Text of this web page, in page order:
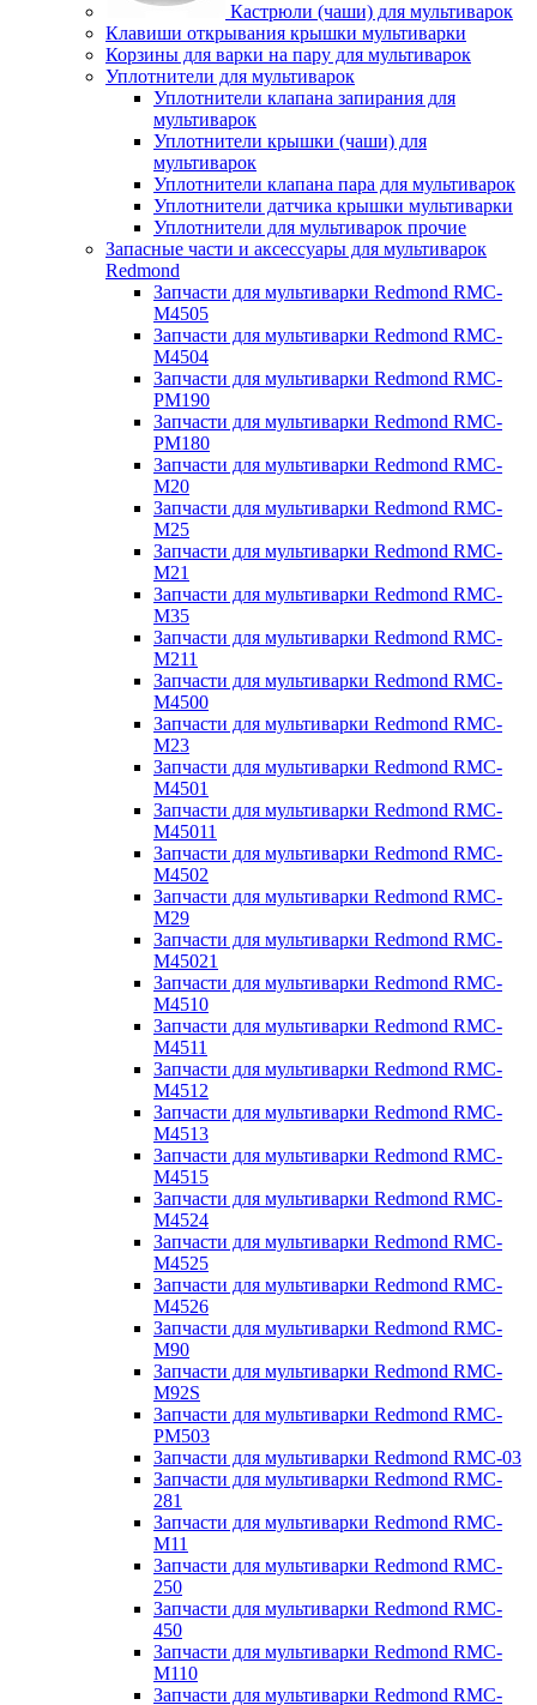
Кастрюли (чаши) для мультиварок
Клавиши открывания крышки мультиварки
Корзины для варки на пару для мультиварок
Уплотнители для мультиварок
Уплотнители клапана запирания для
мультиварок
Уплотнители крышки (чаши) для
мультиварок
Уплотнители клапана пара для мультиварок
Уплотнители датчика крышки мультиварки
Уплотнители для мультиварок прочие
Запасные части и аксессуары для мультиварок
Redmond
Запчасти для мультиварки Redmond RMC-
M4505
Запчасти для мультиварки Redmond RMC-
M4504
Запчасти для мультиварки Redmond RMC-
PM190
Запчасти для мультиварки Redmond RMC-
PM180
Запчасти для мультиварки Redmond RMC-
M20
Запчасти для мультиварки Redmond RMC-
M25
Запчасти для мультиварки Redmond RMC-
M21
Запчасти для мультиварки Redmond RMC-
M35
Запчасти для мультиварки Redmond RMC-
M211
Запчасти для мультиварки Redmond RMC-
M4500
Запчасти для мультиварки Redmond RMC-
M23
Запчасти для мультиварки Redmond RMC-
M4501
Запчасти для мультиварки Redmond RMC-
M45011
Запчасти для мультиварки Redmond RMC-
M4502
Запчасти для мультиварки Redmond RMC-
M29
Запчасти для мультиварки Redmond RMC-
M45021
Запчасти для мультиварки Redmond RMC-
M4510
Запчасти для мультиварки Redmond RMC-
M4511
Запчасти для мультиварки Redmond RMC-
M4512
Запчасти для мультиварки Redmond RMC-
M4513
Запчасти для мультиварки Redmond RMC-
M4515
Запчасти для мультиварки Redmond RMC-
M4524
Запчасти для мультиварки Redmond RMC-
M4525
Запчасти для мультиварки Redmond RMC-
M4526
Запчасти для мультиварки Redmond RMC-
M90
Запчасти для мультиварки Redmond RMC-
M92S
Запчасти для мультиварки Redmond RMC-
PM503
Запчасти для мультиварки Redmond RMC-03
Запчасти для мультиварки Redmond RMC-
281
Запчасти для мультиварки Redmond RMC-
M11
Запчасти для мультиварки Redmond RMC-
250
Запчасти для мультиварки Redmond RMC-
450
Запчасти для мультиварки Redmond RMC-
M110
Запчасти для мультиварки Redmond RMC-